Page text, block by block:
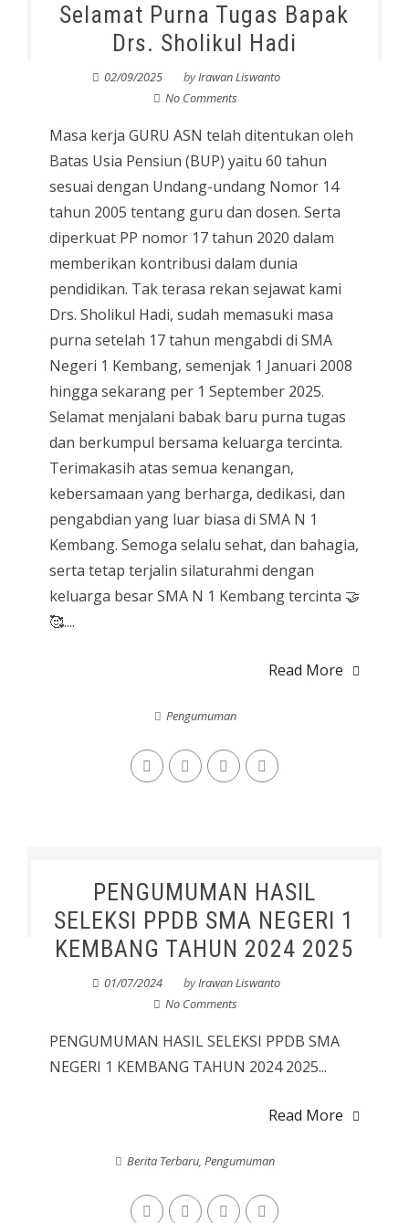
Selamat Purna Tugas Bapak
Drs. Sholikul Hadi
02/09/2025 byIrawan Liswanto
No Comments
Masa kerja GURU ASN telah ditentukan oleh
Batas Usia Pensiun (BUP) yaitu 60 tahun
sesuai dengan Undang-undang Nomor 14
tahun 2005 tentang guru dan dosen. Serta
diperkuat PP nomor 17 tahun 2020 dalam
memberikan kontribusi dalam dunia
pendidikan. Tak terasa rekan sejawat kami
Drs. Sholikul Hadi, sudah memasuki masa
purna setelah 17 tahun mengabdi di SMA
Negeri 1 Kembang, semenjak 1 Januari 2008
hingga sekarang per 1 September 2025.
Selamat menjalani babak baru purna tugas
dan berkumpul bersama keluarga tercinta.
Terimakasih atas semua kenangan,
kebersamaan yang berharga, dedikasi, dan
pengabdian yang luar biasa di SMA N 1
Kembang. Semoga selalu sehat, dan bahagia,
serta tetap terjalin silaturahmi dengan
keluarga besar SMA N 1 Kembang tercinta 🤝
🥰....
Read More
Pengumuman
PENGUMUMAN HASIL
SELEKSI PPDB SMA NEGERI 1
KEMBANG TAHUN 2024 2025
01/07/2024 byIrawan Liswanto
No Comments
PENGUMUMAN HASIL SELEKSI PPDB SMA
NEGERI 1 KEMBANG TAHUN 2024 2025...
Read More
Berita Terbaru,Pengumuman